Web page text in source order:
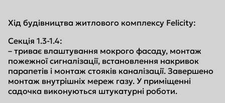
Хід будівництва житлового комплексу Felicity:
Секція 1.3-1.4:
– триває влаштування мокрого фасаду, монтаж
пожежної сигналізації, встановлення накривок
парапетів і монтаж стояків каналізації. Завершено
монтаж внутрішніх мереж газу. У приміщенні
садочка виконуються штукатурні роботи.